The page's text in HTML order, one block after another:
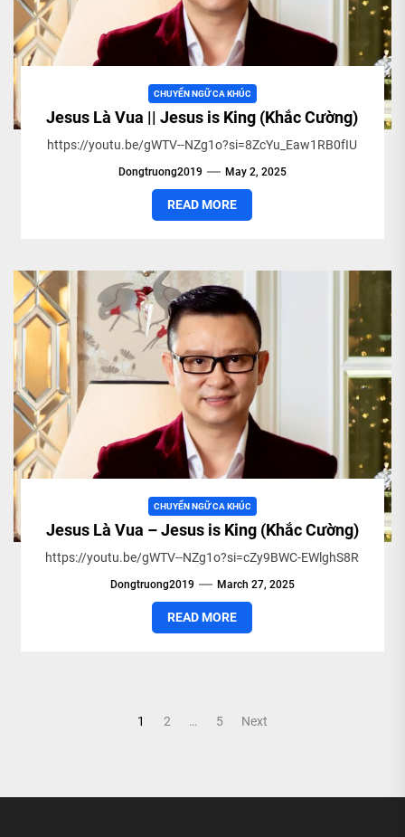
CHUYỂN NGỮ CA KHÚC
Jesus Là Vua || Jesus is King (Khắc Cường)
https://youtu.be/gWTV--NZg1o?si=8ZcYu_Eaw1RB0fIU
Dongtruong2019 May 2, 2025
READ MORE
CHUYỂN NGỮ CA KHÚC
Jesus Là Vua – Jesus is King (Khắc Cường)
https://youtu.be/gWTV--NZg1o?si=cZy9BWC-EWlghS8R
Dongtruong2019 March 27, 2025
READ MORE
1 2 … 5 Next